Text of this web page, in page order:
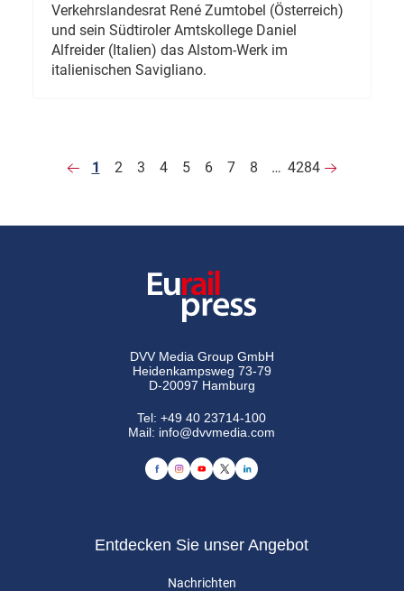
Verkehrslandesrat René Zumtobel (Österreich)
und sein Südtiroler Amtskollege Daniel
Alfreider (Italien) das Alstom-Werk im
italienischen Savigliano.
1 2 3 4 5 6 7 8 … 4284
DVV Media Group GmbH
Heidenkampsweg 73-79
D-20097 Hamburg
Tel:+49 40 23714-100
Mail: info@dvvmedia.com
Entdecken Sie unser Angebot
Nachrichten